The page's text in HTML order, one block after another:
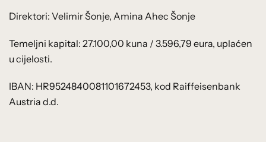
Direktori: Velimir Šonje, Amina Ahec Šonje
Temeljni kapital: 27.100,00 kuna / 3.596,79 eura, uplaćen
u cijelosti.
IBAN: HR9524840081101672453, kod Raiffeisenbank
Austria d.d.